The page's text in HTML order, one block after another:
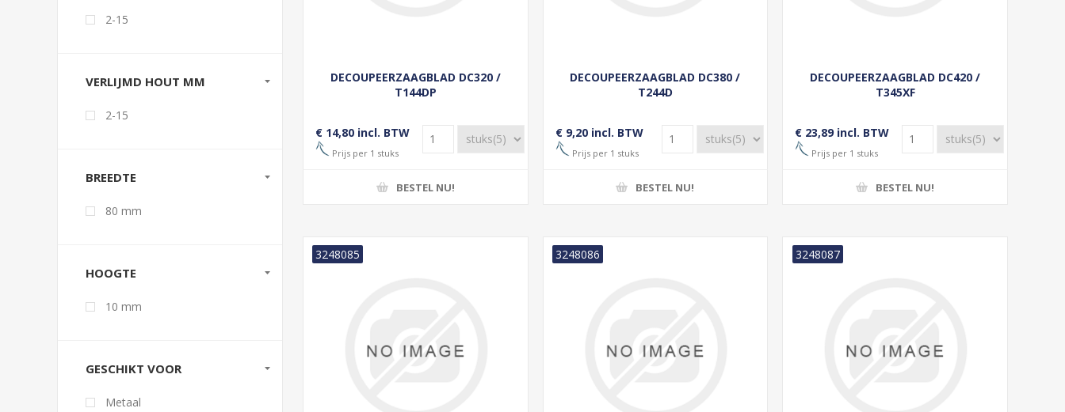
DECOUPEERZAAGBLAD DC320 /
T144DP
€ 14,80 incl. BTW
Prijs per 1 stuks
BESTEL NU!
DECOUPEERZAAGBLAD DC380 /
T244D
€ 9,20 incl. BTW
Prijs per 1 stuks
BESTEL NU!
DECOUPEERZAAGBLAD DC420 /
T345XF
€ 23,89 incl. BTW
Prijs per 1 stuks
BESTEL NU!
3248085 3248086 3248087
2-15
VERLIJMD HOUT MM
2-15
BREEDTE
80 mm
HOOGTE
10 mm
GESCHIKT VOOR
Metaal